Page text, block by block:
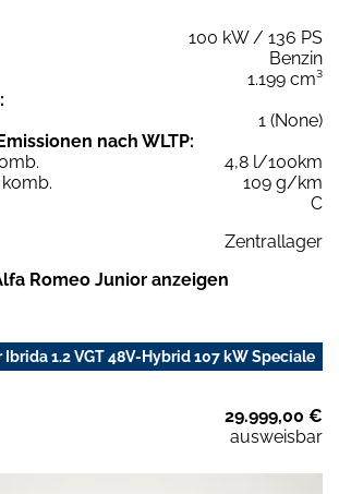
100 kW / 136 PS
Benzin
1.199 cm³
1 (None)
nach WLTP:
4,8 l/100km
109 g/km
C
Zentrallager
Romeo Junior anzeigen
Ibrida 1.2 VGT 48V-Hybrid 107 kW Speciale
29.999,00 €
ausweisbar